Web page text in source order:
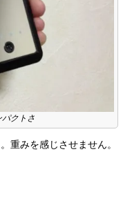
クトさ
重みを感じさせません。